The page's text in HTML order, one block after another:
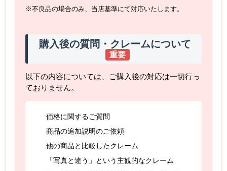
※不良品の場合のみ、当店基準にて対応いたします。
購入後の質問・クレームについて
重要
以下の内容については、ご購入後の対応は一切行っ
ておりません。
価格に関するご質問
商品の追加説明のご依頼
他の商品と比較したクレーム
「写真と違う」という主観的なクレーム